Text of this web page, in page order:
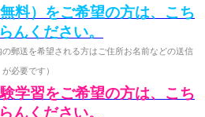
料）をご希望の方は、こち
んください。
の郵送を希望される方はご住所お名前などの送信
が必要です）
学習をご希望の方は、こち
んください。